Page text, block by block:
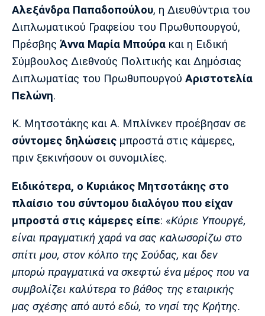
Αλεξάνδρα Παπαδοπούλου, η Διευθύντρια του
Διπλωματικού Γραφείου του Πρωθυπουργού,
Πρέσβης Άννα Μαρία Μπούρα και η Ειδική
Σύμβουλος Διεθνούς Πολιτικής και Δημόσιας
Διπλωματίας του Πρωθυπουργού Αριστοτελία
Πελώνη.
Κ. Μητσοτάκης και Α. Μπλίνκεν προέβησαν σε
σύντομες δηλώσεις μπροστά στις κάμερες,
πριν ξεκινήσουν οι συνομιλίες.
Ειδικότερα, ο Κυριάκος Μητσοτάκης στο
πλαίσιο του σύντομου διαλόγου που είχαν
μπροστά στις κάμερες είπε: «Κύριε Υπουργέ,
είναι πραγματική χαρά να σας καλωσορίζω στο
σπίτι μου, στον κόλπο της Σούδας, και δεν
μπορώ πραγματικά να σκεφτώ ένα μέρος που να
συμβολίζει καλύτερα το βάθος της εταιρικής
μας σχέσης από αυτό εδώ, το νησί της Κρήτης.